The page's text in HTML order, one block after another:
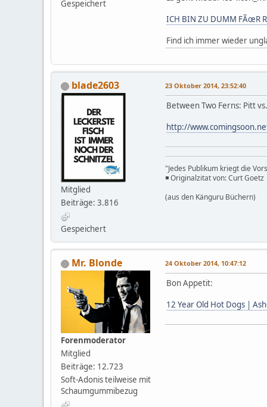
Gespeichert
ICH BIN ZU DUMM FÃœR
Find ich immer wieder
blade2603
Mitglied
Beiträge: 3.816
Gespeichert
23 Oktober 2014, 23:52:40
Between Two Ferns: Pitt
http://
"Jedes Publikum kriegt die
◾ Originalzitat von: Curt Goetz
(aus den Känguru Büchern)
Mr. Blonde
Forenmoderator
Mitglied
Beiträge: 12.723
Soft-Adonis teilweise mit
Schaumgummibezug
24 Oktober 2014, 10:47:12
Bon Appetit:
12 Year Old Hot Dogs |